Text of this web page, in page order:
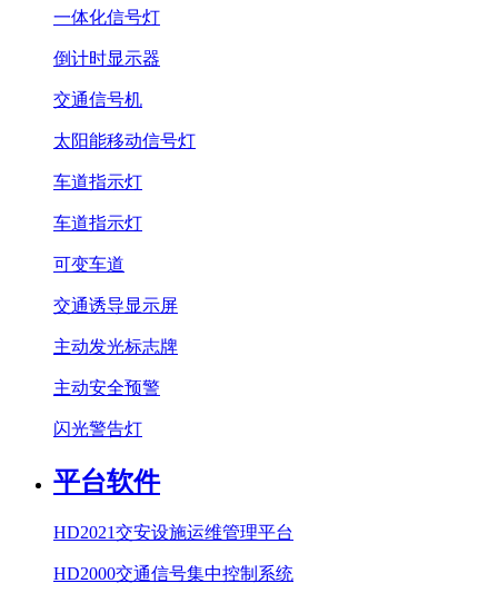
一体化信号灯
倒计时显示器
交通信号机
太阳能移动信号灯
车道指示灯
车道指示灯
可变车道
交通诱导显示屏
主动发光标志牌
主动安全预警
闪光警告灯
平台软件
HD2021交安设施运维管理平台
HD2000交通信号集中控制系统